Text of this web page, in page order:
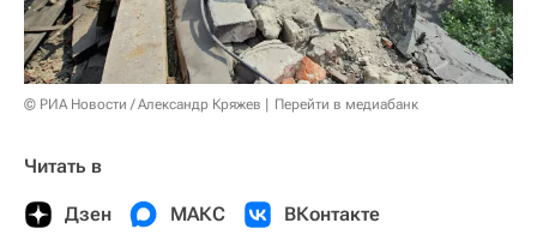
© РИА Новости / Александр Кряжев Перейти в медиабанк
Читать в
Дзен МАКС ВКонтакте